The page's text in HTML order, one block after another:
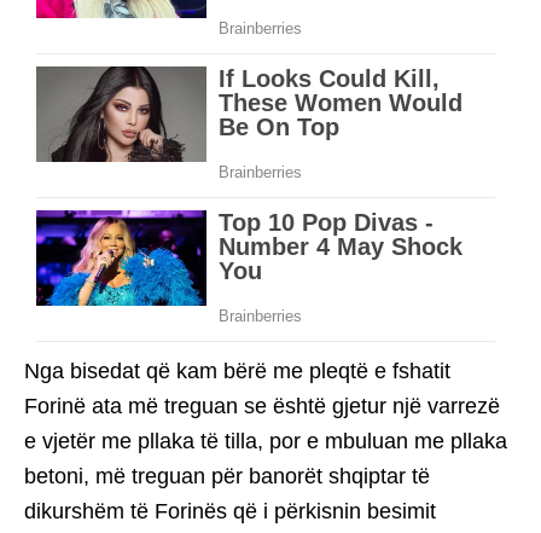
Nga bisedat që kam bërë me pleqtë e fshatit
Forinë ata më treguan se është gjetur një varrezë
e vjetër me pllaka të tilla, por e mbuluan me pllaka
betoni, më treguan për banorët shqiptar të
dikurshëm të Forinës që i përkisnin besimit